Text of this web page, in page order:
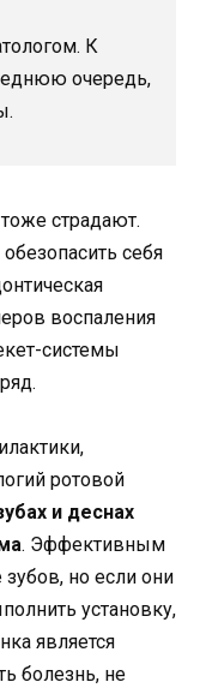
К
очередь,
страдают.
себя
воспаления
системы
ротовой
и деснах
. Эффективным
но если они
установку,
является
болезнь, не